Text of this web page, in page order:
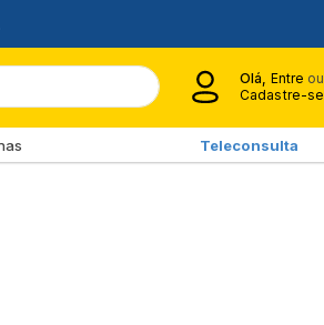
Olá, Entre ou
Cadastre-se
Teleconsulta